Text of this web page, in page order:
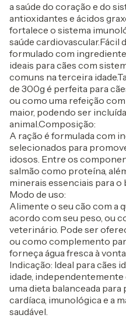
a saúde do coração e do
antioxidantes e ácidos
fortalece o sistema
saúde cardiovascular.Fácil
formulado com
ideais para cães com
comuns na terceira
de 300g é perfeita para
ou como uma refeição
maior, podendo ser
animal.Composição:
A ração é formulada com
selecionados para
idosos. Entre os
salmão como proteína,
minerais essenciais para o
Modo de uso:
Alimente o seu cão com a
acordo com seu peso, ou
veterinário. Pode ser
ou como complemento
forneça água fresca à
Indicação: Ideal para cães
idade, independentemente
uma dieta balanceada
cardíaca, imunológica e a
saudável.